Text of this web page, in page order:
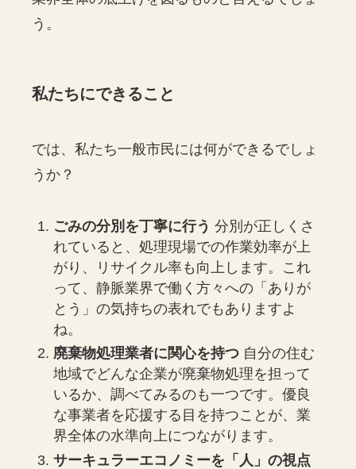
う。
私たちにできること
では、私たち一般市民には何ができるでしょ
うか？
ごみの分別を丁寧に行う 分別が正しくさ
れていると、処理現場での作業効率が上
がり、リサイクル率も向上します。これ
って、静脈業界で働く方々への「ありが
とう」の気持ちの表れでもありますよ
ね。
廃棄物処理業者に関心を持つ 自分の住む
地域でどんな企業が廃棄物処理を担って
いるか、調べてみるのも一つです。優良
な事業者を応援する目を持つことが、業
界全体の水準向上につながります。
サーキュラーエコノミーを「人」の視点